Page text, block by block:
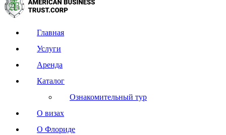
Главная
Услуги
Аренда
Каталог
Ознакомительный тур
О визах
О Флориде